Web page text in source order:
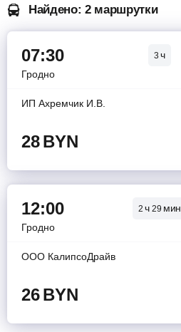
Найдено: 2 маршрутки
07:30 3ч
Гродно
ИП Ахремчик И.В.
28BYN
12:00 2ч 29 мин
Гродно
ООО КалипсоДрайв
26BYN